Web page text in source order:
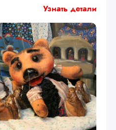
Узнать детали